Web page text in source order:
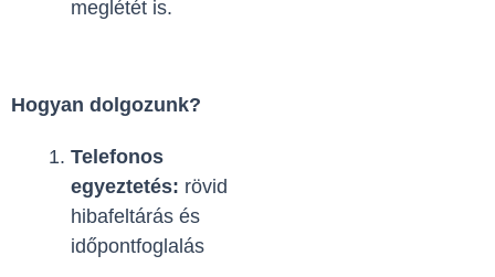
meglétét is.
Hogyan dolgozunk?
Telefonos
egyeztetés: rövid
hibafeltárás és
időpontfoglalás